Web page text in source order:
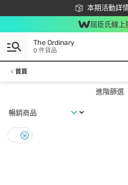
本期活動詳
下載app最高
屈臣氏線上
The Ordinary
0 件貨品
首頁
進階篩選